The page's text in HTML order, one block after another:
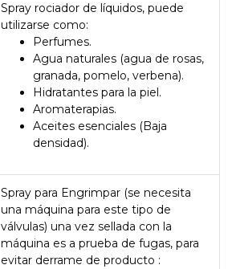
Spray rociador de líquidos, puede
utilizarse como:
Perfumes.
Agua naturales (agua de rosas,
granada, pomelo, verbena).
Hidratantes para la piel.
Aromaterapias.
Aceites esenciales (Baja
densidad).
Spray para Engrimpar (se necesita
una máquina para este tipo de
válvulas) una vez sellada con la
máquina es a prueba de fugas, para
evitar derrame de producto :